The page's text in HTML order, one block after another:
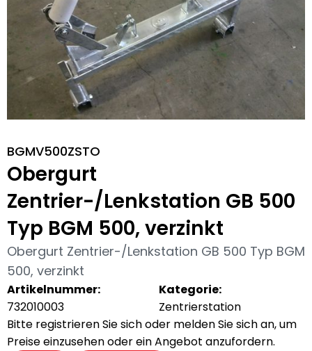
BGMV500ZSTO
Obergurt
Zentrier-/Lenkstation GB 500
Typ BGM 500, verzinkt
Obergurt Zentrier-/Lenkstation GB 500 Typ BGM
500, verzinkt
Artikelnummer:
732010003
Kategorie:
Zentrierstation
Bitte registrieren Sie sich oder melden Sie sich an, um
Preise einzusehen oder ein Angebot anzufordern.